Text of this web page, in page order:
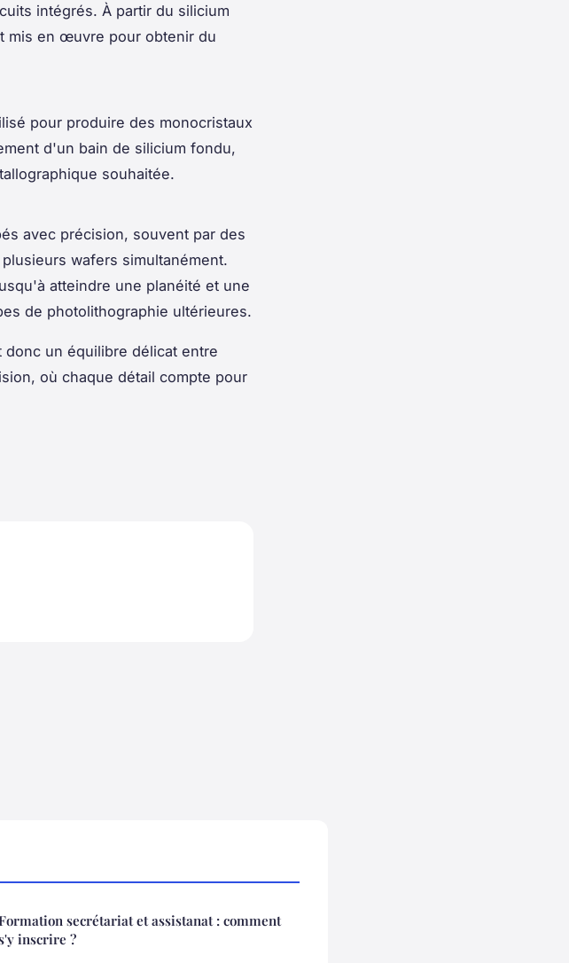
intégrés. À partir du silicium
mis en œuvre pour obtenir du
pour produire des monocristaux
d'un bain de silicium fondu,
souhaitée.
avec précision, souvent par des
wafers simultanément.
atteindre une planéité et une
de photolithographie ultérieures.
un équilibre délicat entre
où chaque détail compte pour
secrétariat et assistanat : comment
inscrire ?